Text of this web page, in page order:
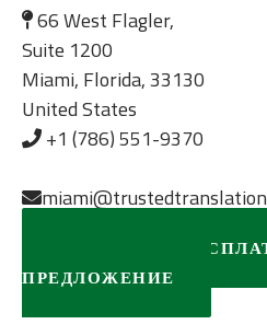
66 West Flagler,
Suite 1200
Miami, Florida, 33130
United States
+1 (786) 551-9370
ЗАПРОСИТЬ
ПРЕДЛОЖЕНИЕ